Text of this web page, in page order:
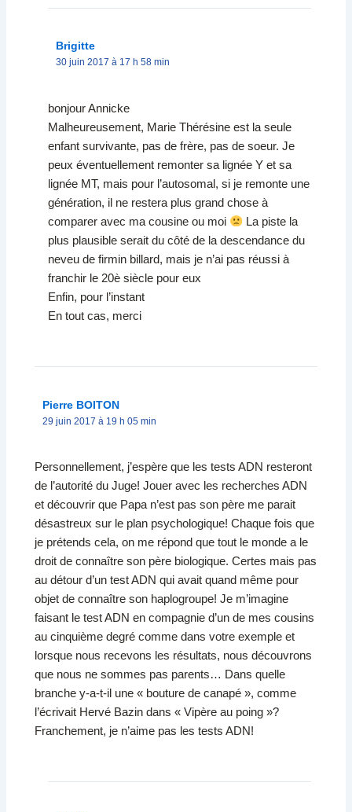
Brigitte
30 juin 2017 à 17 h 58 min
bonjour Annicke
Malheureusement, Marie Thérésine est la seule
enfant survivante, pas de frère, pas de soeur. Je
peux éventuellement remonter sa lignée Y et sa
lignée MT, mais pour l’autosomal, si je remonte une
génération, il ne restera plus grand chose à
comparer avec ma cousine ou moi
La piste la
plus plausible serait du côté de la descendance du
neveu de firmin billard, mais je n’ai pas réussi à
franchir le 20è siècle pour eux
Enfin, pour l’instant
En tout cas, merci
Pierre BOITON
29 juin 2017 à 19 h 05 min
Personnellement, j’espère que les tests ADN resteront
de l’autorité du Juge! Jouer avec les recherches ADN
et découvrir que Papa n’est pas son père me parait
désastreux sur le plan psychologique! Chaque fois que
je prétends cela, on me répond que tout le monde a le
droit de connaître son père biologique. Certes mais pas
au détour d’un test ADN qui avait quand même pour
objet de connaître son haplogroupe! Je m’imagine
faisant le test ADN en compagnie d’un de mes cousins
au cinquième degré comme dans votre exemple et
lorsque nous recevons les résultats, nous découvrons
que nous ne sommes pas parents… Dans quelle
branche y-a-t-il une « bouture de canapé », comme
l’écrivait Hervé Bazin dans « Vipère au poing »?
Franchement, je n’aime pas les tests ADN!